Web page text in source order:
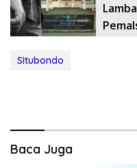
SItubondo
Baca Juga